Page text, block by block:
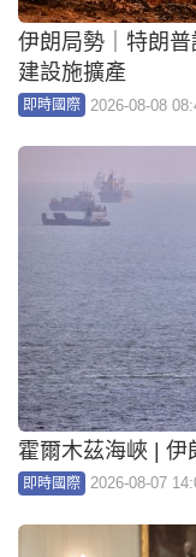
伊朗局勢｜特朗普認部
建設施擴產
即時國際 2026-08-08
霍爾木茲海峽 | 伊
即時國際 2026-08-07